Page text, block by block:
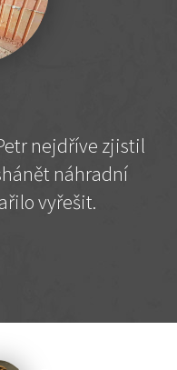
nejdříve zjistil
náhradní
vyřešit.